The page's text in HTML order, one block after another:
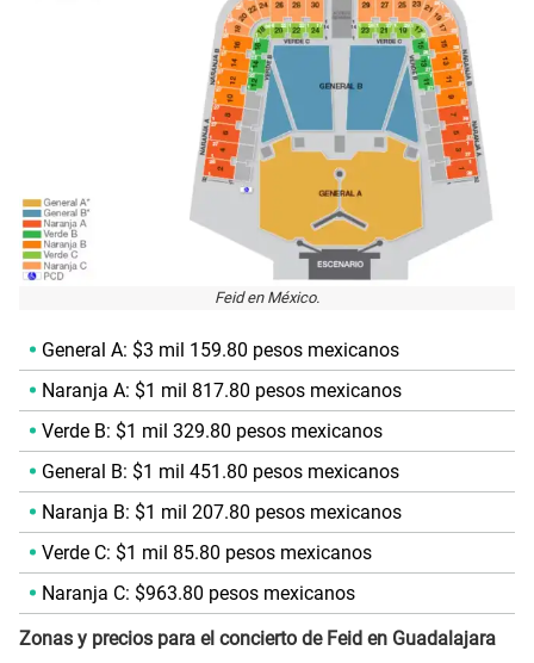
Feid en México.
General A: $3 mil 159.80 pesos mexicanos
Naranja A: $1 mil 817.80 pesos mexicanos
Verde B: $1 mil 329.80 pesos mexicanos
General B: $1 mil 451.80 pesos mexicanos
Naranja B: $1 mil 207.80 pesos mexicanos
Verde C: $1 mil 85.80 pesos mexicanos
Naranja C: $963.80 pesos mexicanos
Zonas y precios para el concierto de Feid en Guadalajara